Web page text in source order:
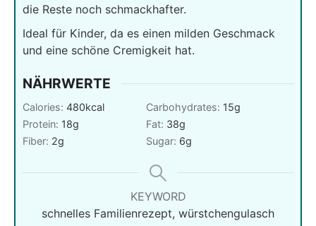
die Reste noch schmackhafter.
Ideal für Kinder, da es einen milden Geschmack
und eine schöne Cremigkeit hat.
NÄHRWERTE
Calories: 480kcal Carbohydrates: 15g
Protein: 18g Fat: 38g
Fiber: 2g Sugar: 6g
KEYWORD
schnelles Familienrezept, würstchengulasch